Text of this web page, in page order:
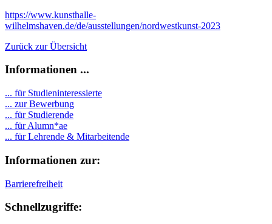
https://www.kunsthalle-
wilhelmshaven.de/de/ausstellungen/nordwestkunst-2023
Zurück zur Übersicht
Informationen ...
... für Studieninteressierte
... zur Bewerbung
... für Studierende
... für Alumn*ae
... für Lehrende & Mitarbeitende
Informationen zur:
Barrierefreiheit
Schnellzugriffe: